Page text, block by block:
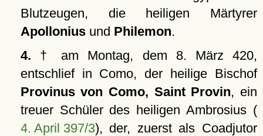
Blutzeugen, die heiligen Märtyrer
Apolloniusund Philemon.
4. † am Montag, dem 8. März 420,
entschlief in Como, der heilige Bischof
Provinus von Como, Saint Provin, ein
treuer Schüler des heiligen Ambrosius (
4. April 397/3), der, zuerst als Coadjutor